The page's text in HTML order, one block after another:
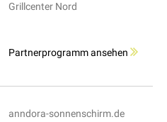
Grillcenter Nord
Partnerprogramm ansehen
anndora-sonnenschirm.de